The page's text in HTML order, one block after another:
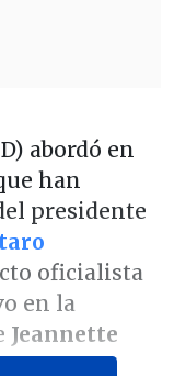
abordó en
han
presidente
oficialista
en la
Jeannette